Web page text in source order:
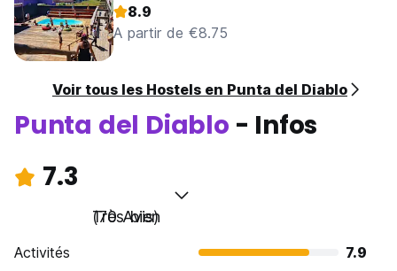
8.9
A partir de €8.75
Voir tous les Hostels en Punta del Diablo
Punta del Diablo - Infos
7.3
Très bien
(70 Avis)
Activités
7.9